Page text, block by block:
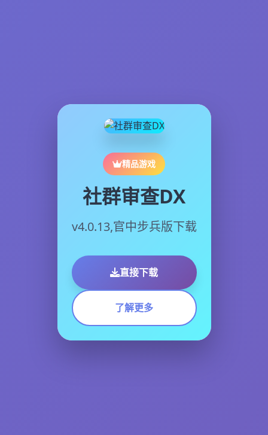
精品游戏
社群审查DX
v4.0.13,官中步兵版下载
直接下载
了解更多